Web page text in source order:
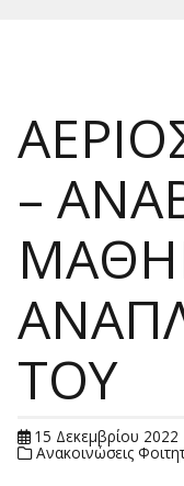
–
ΤΟΥ
15 Δεκεμβρίου 2022
Ανακοινώσεις